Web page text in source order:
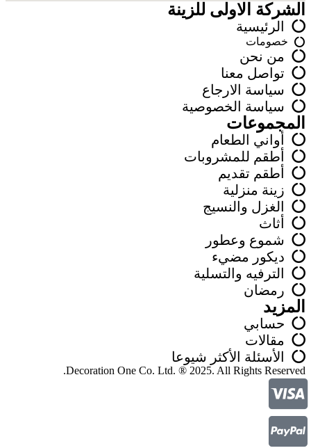
الشركة الاولى للزينة
الرئيسية
خصومات
من نحن
تواصل معنا
سياسة الارجاع
سياسة الخصوصية
المجموعات
أواني الطعام
أطقم للمشروبات
أطقم تقديم
زينة منزلية
الغزل والنسيج
أثاث
شموع وعطور
ديكور مضيء
الترفيه والتسلية
رمضان
المزيد
حسابي
مقالات
الأسئلة الأكثر شيوعا
Decoration One Co. Ltd. ® 2025. All Rights Reserved.